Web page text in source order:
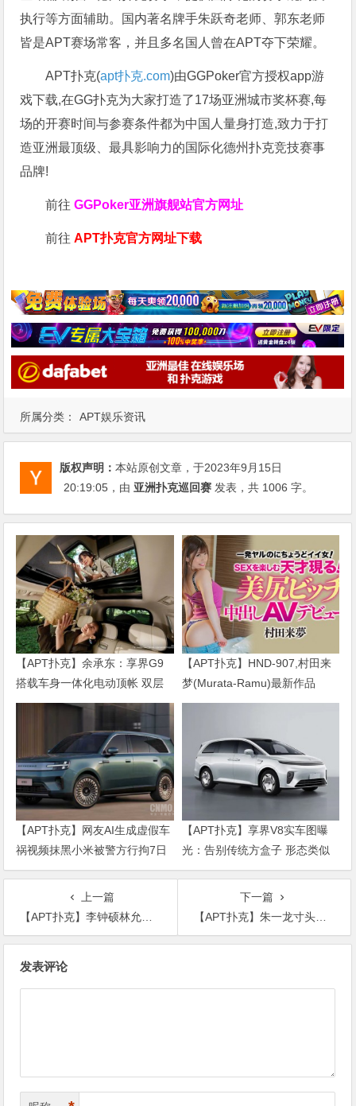
所属分类： APT娱乐资讯
执行等方面辅助。国内著名牌手朱跃奇老师、郭东老师
皆是APT赛场常客，并且多名国人曾在APT夺下荣耀。
APT扑克(apt扑克.com)由GGPoker官方授权app游
戏下载,在GG扑克为大家打造了17场亚洲城市奖杯赛,每
场的开赛时间与参赛条件都为中国人量身打造,致力于打
造亚洲最顶级、最具影响力的国际化德州扑克竞技赛事
品牌!
前往GGPoker亚洲旗舰站官方网址
前往 APT扑克官方网址下载
版权声明：本站原创文章，于2023年9月15日
20:19:05 ，由 亚洲扑克巡回赛 发表，共 1006 字。
【APT扑克】余承东：享界G9
搭载车身一体化电动顶帐 双层
空间！
【APT扑克】HND-907,村田来
梦(Murata-Ramu)最新作品
2020/11/25发布！
【APT扑克】网友AI生成虚假车
祸视频抹黑小米被警方行拘7日
【APT扑克】享界V8实车图曝
光：告别传统方盒子 形态类似
SUV
上一篇
【APT扑克】李钟硕林允儿出演韩片，《黑话律师》或将制做第2部
下一篇
【APT扑克】朱一龙寸头新发型疑为新戏做准备？新戏开机引期待
发表评论